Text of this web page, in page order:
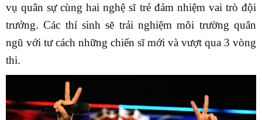
vụ quân sự cùng hai nghệ sĩ trẻ đảm nhiệm vai trò đội
trưởng. Các thí sinh sẽ trải nghiệm môi trường quân
ngũ với tư cách những chiến sĩ mới và vượt qua 3 vòng
thi.